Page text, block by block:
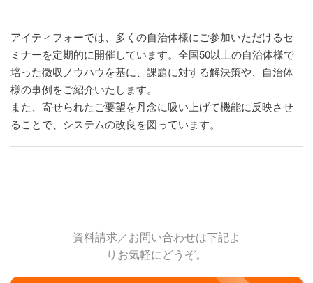
アイティフォーでは、多くの自治体様にご参加いただけるセ
ミナーを定期的に開催しています。全国50以上の自治体様で
培った徴収ノウハウを基に、課題に対する解決策や、自治体
様の事例をご紹介いたします。
また、寄せられたご要望を丹念に吸い上げて機能に反映させ
ることで、システムの改良を図っています。
資料請求／お問い合わせは下記よ
りお気軽にどうぞ。